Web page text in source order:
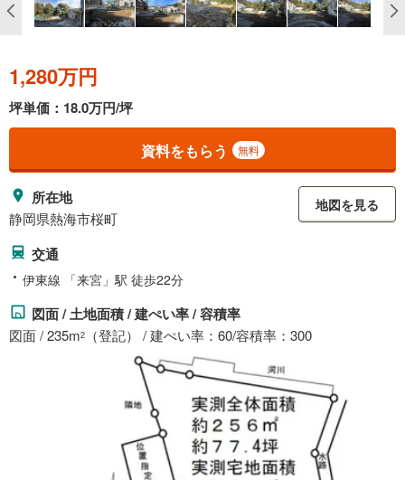
1,280万円
坪単価：18.0万円/坪
資料をもらう 無料
所在地
静岡県熱海市桜町
地図を見る
交通
伊東線 「来宮」駅 徒歩22分
図面 / 土地面積 / 建ぺい率 / 容積率
図面 / 235m2 （登記） / 建ぺい率：60/容積率：300